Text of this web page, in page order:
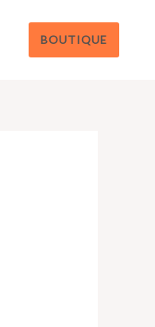
BOUTIQUE